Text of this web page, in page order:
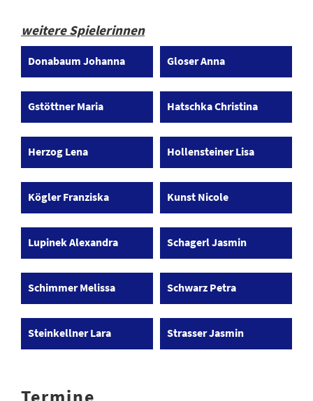
weitere Spielerinnen
Donabaum Johanna Gloser Anna
Gstöttner Maria Hatschka Christina
Herzog Lena Hollensteiner Lisa
Kögler Franziska Kunst Nicole
Lupinek Alexandra Schagerl Jasmin
Schimmer Melissa Schwarz Petra
Steinkellner Lara Strasser Jasmin